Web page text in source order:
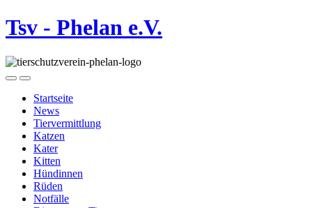
Tsv - Phelan e.V.
Startseite
News
Tiervermittlung
Katzen
Kater
Kitten
Hündinnen
Rüden
Notfälle